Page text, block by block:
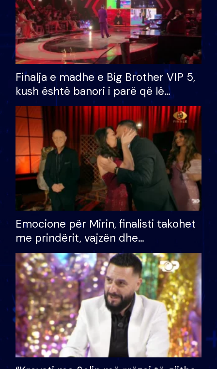
Finalja e madhe e Big Brother VIP 5,
kush është banori i parë që lë
shtëpinë dhe humb mundësinë për
të fituar çmimin e madh
Emocione për Mirin, finalisti takohet
me prindërit, vajzën dhe
bashkëshorten: S’kemi ndonjë letër
divorci apo jo?